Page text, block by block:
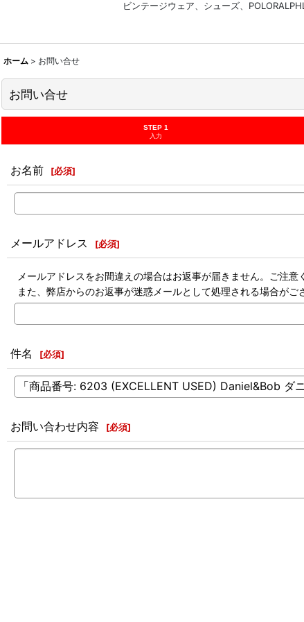
ビンテージウェア、シューズ、
ホーム > お問い合せ
お問い合せ
STEP 1
入力
お名前 [必須]
メールアドレス [必須]
メールアドレスをお間違えの場合はお返事が届きません。ご注意
また、弊店からのお返事が迷惑メールとして処理される場合がご
件名 [必須]
お問い合わせ内容 [必須]